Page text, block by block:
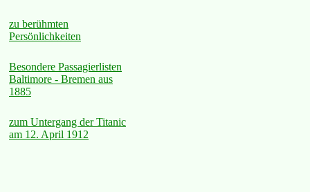
zu berühmten
Persönlichkeiten
Besondere Passagierlisten
Baltimore - Bremen aus
1885
zum Untergang der Titanic
am 12. April 1912